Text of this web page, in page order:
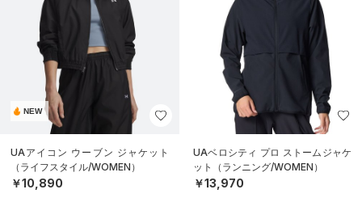
NEW
UAアイコン ウーブン ジャケット
（ライフスタイル/WOMEN）
￥10,890
UAベロシティ プロ ストームジャケ
ット（ランニング/WOMEN）
￥13,970